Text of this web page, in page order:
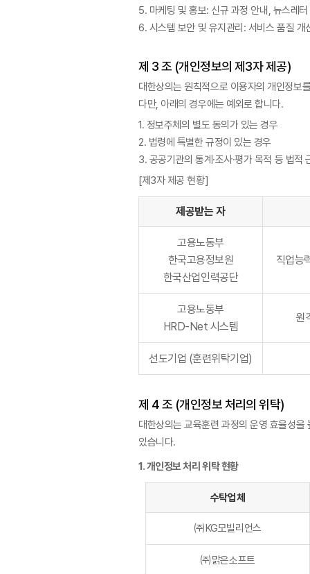
5. 마케팅 및 홍보: 신규 과정 안내, 뉴스레
6. 시스템 보안 및 유지관리: 서비스 품질 개
제 3 조 (개인정보의 제3자 제공)
대한상의는 원칙적으로 이용자의 개인정보
다만, 아래의 경우에는 예외로 합니다.
1. 정보주체의 별도 동의가 있는 경우
2. 법령에 특별한 규정이 있는 경우
3. 공공기관의 통계·조사·평가 목적 등 법적
[제3자 제공 현황]
제공받는 자
고용노동부
한국고용정보원
한국산업인력공단
직업능
고용노동부
HRD-Net 시스템
원
선도기업 (훈련위탁기업)
제 4 조 (개인정보 처리의 위탁)
대한상의는 교육훈련 과정의 운영 효율성
있습니다.
1. 개인정보 처리 위탁 현황
수탁업체
㈜KG모빌리언스
㈜맑은소프트